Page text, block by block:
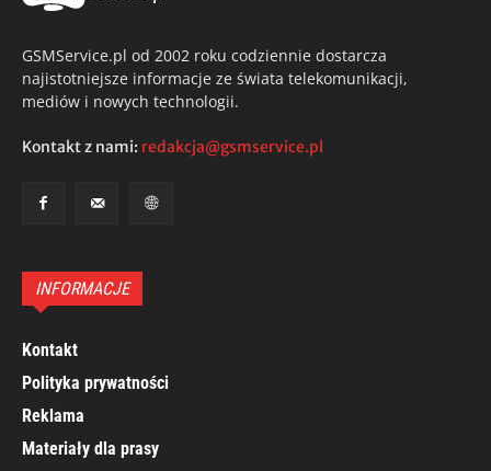
GSMService.pl od 2002 roku codziennie dostarcza
najistotniejsze informacje ze świata telekomunikacji,
mediów i nowych technologii.
Kontakt z nami: redakcja@gsmservice.pl
INFORMACJE
Kontakt
Polityka prywatności
Reklama
Materiały dla prasy